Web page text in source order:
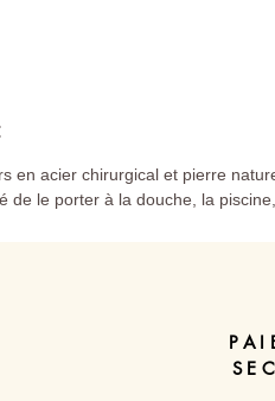
en acier chirurgical et pierre
de le porter à la douche, la